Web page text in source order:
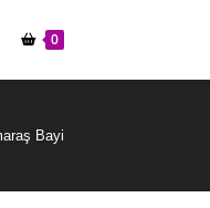
0
Bayi